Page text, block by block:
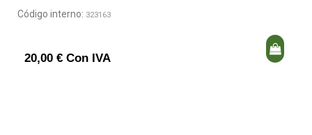
Código interno: 323163
20,00 € Con IVA